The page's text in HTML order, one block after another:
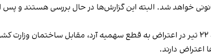
خواهد شد. البته این گزارش‌ها در حال بررسی هستند و
مقابل ساختمان وزارت
اعتراض دارند.